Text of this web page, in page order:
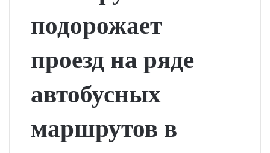
подорожает
проезд на ряде
автобусных
маршрутов в